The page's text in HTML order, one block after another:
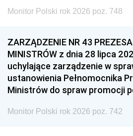
Monitor Polski rok 2026 poz. 748
ZARZĄDZENIE NR 43
MINISTRÓW z dnia 28 lipca
uchylające zarządzenie w
ustanowienia Pełnomocnika
Ministrów do spraw promocji
Monitor Polski rok 2026 poz. 742